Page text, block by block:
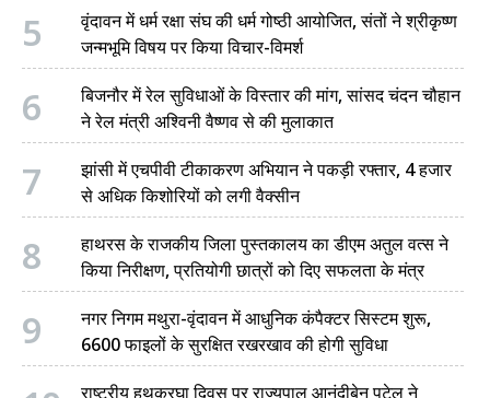
5
वृंदावन में धर्म रक्षा संघ की धर्म गोष्ठी आयोजित, संतों ने श्रीकृष्ण
जन्मभूमि विषय पर किया विचार-विमर्श
6
बिजनौर में रेल सुविधाओं के विस्तार की मांग, सांसद चंदन चौहान
ने रेल मंत्री अश्विनी वैष्णव से की मुलाकात
7
झांसी में एचपीवी टीकाकरण अभियान ने पकड़ी रफ्तार, 4 हजार
से अधिक किशोरियों को लगी वैक्सीन
8
हाथरस के राजकीय जिला पुस्तकालय का डीएम अतुल वत्स ने
किया निरीक्षण, प्रतियोगी छात्रों को दिए सफलता के मंत्र
9
नगर निगम मथुरा-वृंदावन में आधुनिक कंपैक्टर सिस्टम शुरू,
6600 फाइलों के सुरक्षित रखरखाव की होगी सुविधा
राष्ट्रीय हथकरघा दिवस पर राज्यपाल आनंदीबेन पटेल ने